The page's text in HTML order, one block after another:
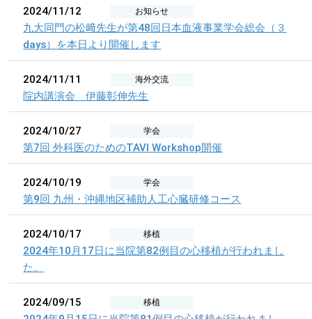
2024/11/12 お知らせ
九大同門の松﨑先生が第48回日本血液事業学会総会（３
days）を本日より開催します
2024/11/11 海外交流
院内講演会 伊藤彰伸先生
2024/10/27 学会
第7回 外科医のためのTAVI Workshop開催
2024/10/19 学会
第9回 九州・沖縄地区補助人工心臓研修コース
2024/10/17 移植
2024年10月17日に当院第82例目の心移植が行われまし
た。
2024/09/15 移植